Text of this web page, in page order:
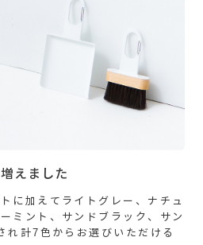
えました
に加えてライトグレー、ナチュ
ミント、サンドブラック、サン
れ計7色からお選びいただける